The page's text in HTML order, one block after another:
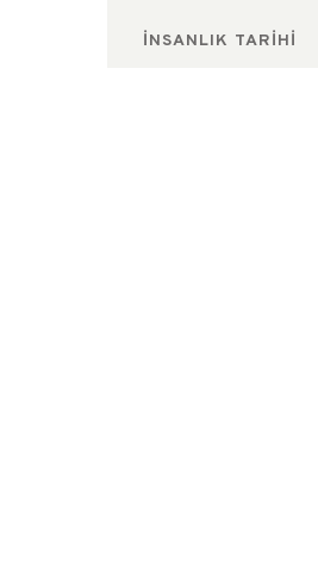
İNSANLIK TARIHI